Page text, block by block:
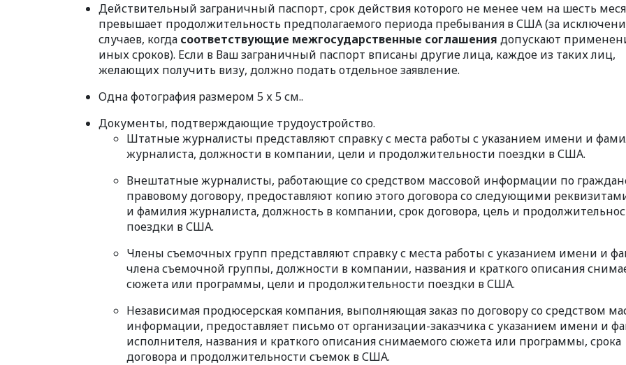
Действительный заграничный паспорт, срок действия которого не менее чем на шесть
превышает продолжительность предполагаемого периода пребывания в США (за
случаев, когда соответствующие межгосударственные соглашения допускают
иных сроков). Если в Ваш заграничный паспорт вписаны другие лица, каждое из таких лиц,
желающих получить визу, должно подать отдельное заявление.
Одна фотография размером 5 х 5 см..
Документы, подтверждающие трудоустройство.
Штатные журналисты представляют справку с места работы с указанием имени и
журналиста, должности в компании, цели и продолжительности поездки в США.
Внештатные журналисты, работающие со средством массовой информации по
правовому договору, предоставляют копию этого договора со следующими
и фамилия журналиста, должность в компании, срок договора, цель и
поездки в США.
Члены съемочных групп представляют справку с места работы с указанием имени и
члена съемочной группы, должности в компании, названия и краткого описания
сюжета или программы, цели и продолжительности поездки в США.
Независимая продюсерская компания, выполняющая заказ по договору со средством
информации, предоставляет письмо от организации-заказчика с указанием имени и
исполнителя, названия и краткого описания снимаемого сюжета или программы, срока
договора и продолжительности съемок в США.